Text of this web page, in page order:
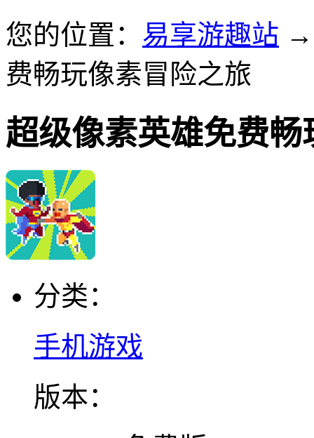
您的位置： 易享游趣站
费畅玩像素冒险之旅
超级像素英雄免费
分类：
手机游戏
版本：